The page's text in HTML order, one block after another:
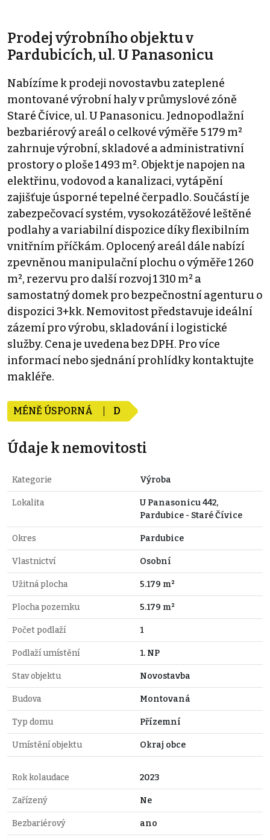
Prodej výrobního objektu v
Pardubicích, ul. U Panasonicu
Nabízíme k prodeji novostavbu zateplené
montované výrobní haly v průmyslové zóně
Staré Čívice, ul. U Panasonicu. Jednopodlažní
bezbariérový areál o celkové výměře 5 179 m²
zahrnuje výrobní, skladové a administrativní
prostory o ploše 1 493 m². Objekt je napojen na
elektřinu, vodovod a kanalizaci, vytápění
zajišťuje úsporné tepelné čerpadlo. Součástí je
zabezpečovací systém, vysokozátěžové leštěné
podlahy a variabilní dispozice díky flexibilním
vnitřním příčkám. Oplocený areál dále nabízí
zpevněnou manipulační plochu o výměře 1 260
m², rezervu pro další rozvoj 1 310 m² a
samostatný domek pro bezpečnostní agenturu o
dispozici 3+kk. Nemovitost představuje ideální
zázemí pro výrobu, skladování i logistické
služby. Cena je uvedena bez DPH. Pro více
informací nebo sjednání prohlídky kontaktujte
makléře.
MÉNĚ ÚSPORNÁ D
Údaje k nemovitosti
Kategorie Výroba
Lokalita
U Panasonicu 442,
Pardubice - Staré Čívice
Okres Pardubice
Vlastnictví Osobní
Užitná plocha 5.179 m²
Plocha pozemku 5.179 m²
Počet podlaží 1
Podlaží umístění 1. NP
Stav objektu Novostavba
Budova Montovaná
Typ domu Přízemní
Umístění objektu Okraj obce
Rok kolaudace 2023
Zařízený Ne
Bezbariérový ano